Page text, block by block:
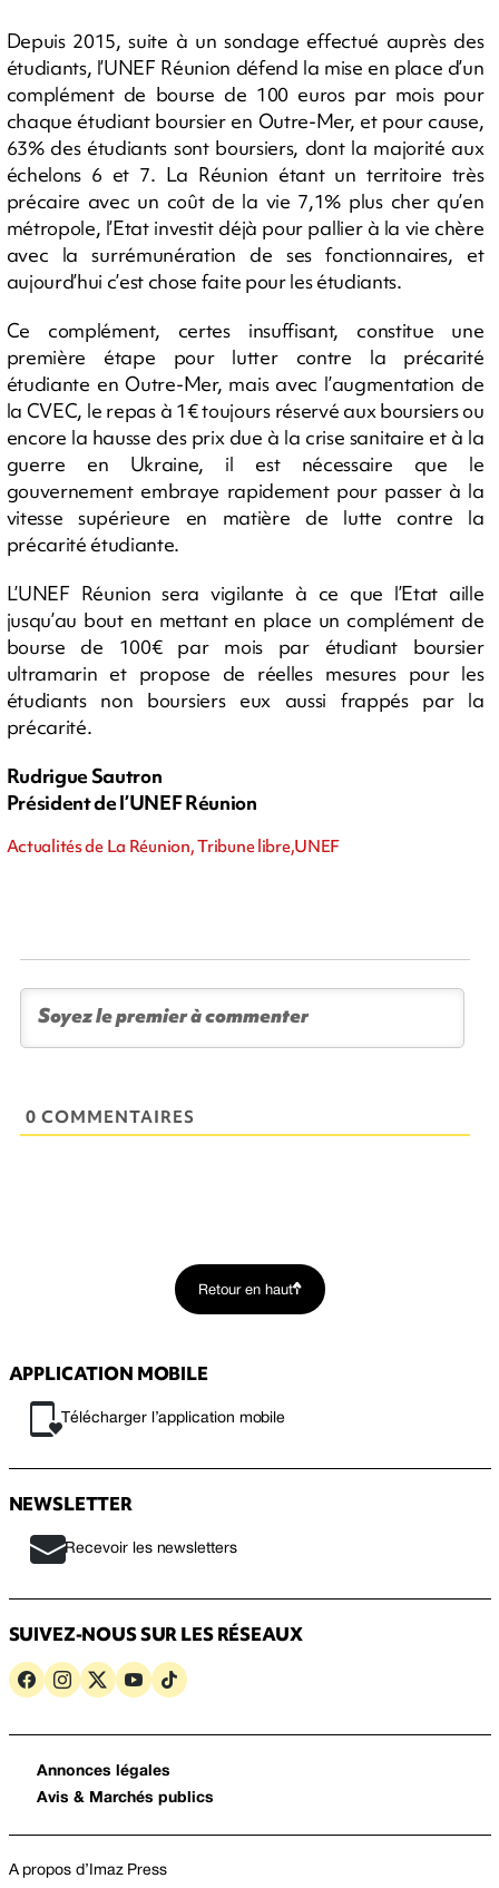
Depuis 2015, suite à un sondage effectué auprès des
étudiants, l’UNEF Réunion défend la mise en place d’un
complément de bourse de 100 euros par mois pour
chaque étudiant boursier en Outre-Mer, et pour cause,
63% des étudiants sont boursiers, dont la majorité aux
échelons 6 et 7. La Réunion étant un territoire très
précaire avec un coût de la vie 7,1% plus cher qu’en
métropole, l’Etat investit déjà pour pallier à la vie chère
avec la surrémunération de ses fonctionnaires, et
aujourd’hui c’est chose faite pour les étudiants.
Ce complément, certes insuffisant, constitue une
première étape pour lutter contre la précarité
étudiante en Outre-Mer, mais avec l’augmentation de
la CVEC, le repas à 1€ toujours réservé aux boursiers ou
encore la hausse des prix due à la crise sanitaire et à la
guerre en Ukraine, il est nécessaire que le
gouvernement embraye rapidement pour passer à la
vitesse supérieure en matière de lutte contre la
précarité étudiante.
L’UNEF Réunion sera vigilante à ce que l’Etat aille
jusqu’au bout en mettant en place un complément de
bourse de 100€ par mois par étudiant boursier
ultramarin et propose de réelles mesures pour les
étudiants non boursiers eux aussi frappés par la
précarité.
Rudrigue Sautron
Président de l’UNEF Réunion
Actualités de La Réunion, Tribune libre,UNEF
0 COMMENTAIRES
Retour en haut
APPLICATION MOBILE
Télécharger l’application mobile
NEWSLETTER
Recevoir les newsletters
SUIVEZ-NOUS SUR LES RÉSEAUX
Annonces légales
Avis & Marchés publics
A propos d’Imaz Press